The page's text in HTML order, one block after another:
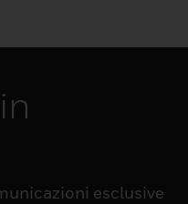
esclusive